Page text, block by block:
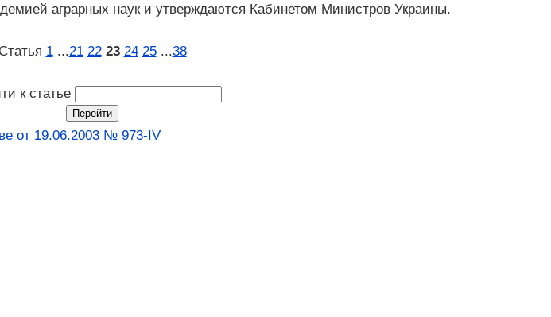
аграрных наук и утверждаются Кабинетом Министров Украины.
Статья 1 ...21 22 23 24 25 ...38
к статье
от 19.06.2003 № 973-IV